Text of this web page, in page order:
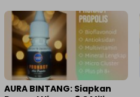
AURA BINTANG: Siapkan